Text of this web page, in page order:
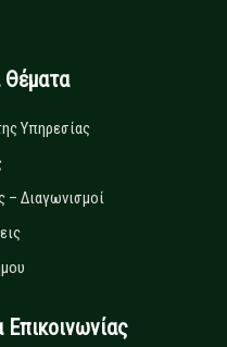
Θέματα
Υπηρεσίας
– Διαγωνισμοί